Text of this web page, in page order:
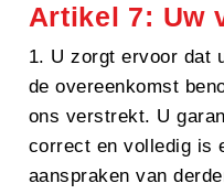
Artikel 7: Uw
1. U zorgt ervoor dat
de overeenkomst
ons verstrekt. U
correct en volledig is
aanspraken van